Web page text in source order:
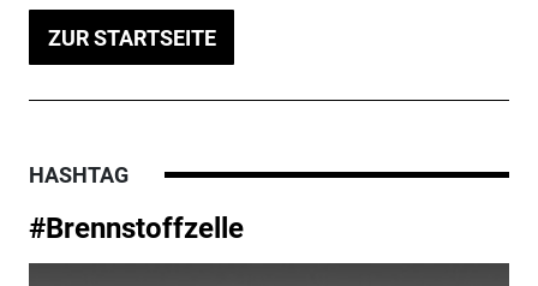
ZUR STARTSEITE
HASHTAG
#Brennstoffzelle